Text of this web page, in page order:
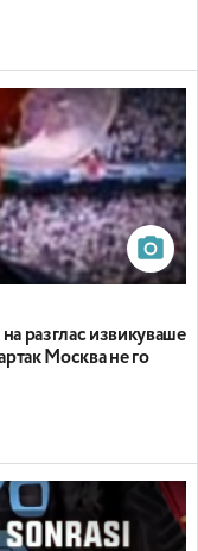
разглас извикуваше
Москва не го